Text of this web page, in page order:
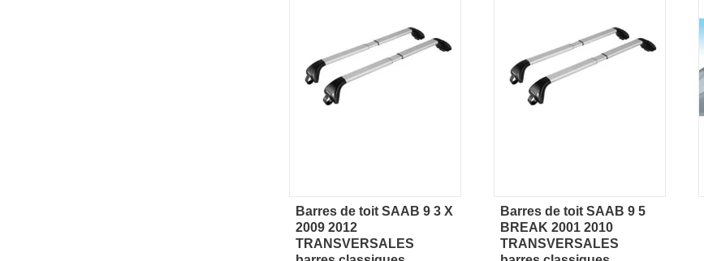
Aperçu rapide
Barres de toit SAAB 9 3 X
2009 2012
TRANSVERSALES
Aperçu rapide
Barres de toit SAAB 9 5
BREAK 2001 2010
TRANSVERSALES